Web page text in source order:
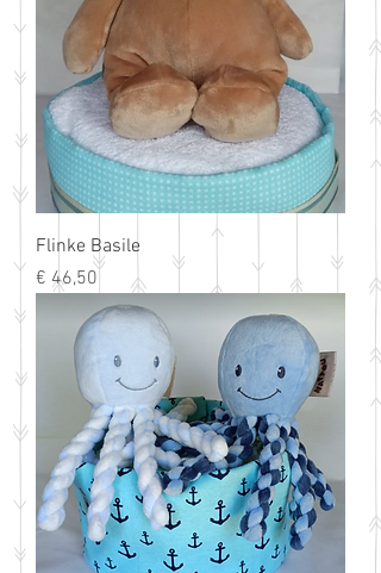
Flinke Basile
Prijs
€ 46,50